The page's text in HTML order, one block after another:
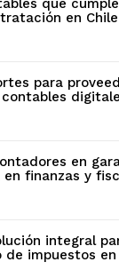
que
en Chile
para
en
finanzas y
integral
impuestos en